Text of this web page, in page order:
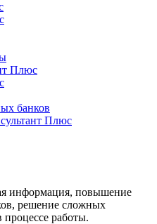
Плюс
банков
Плюс
информация, повышение
решение сложных
работы.